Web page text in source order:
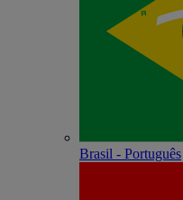
Brasil - Português